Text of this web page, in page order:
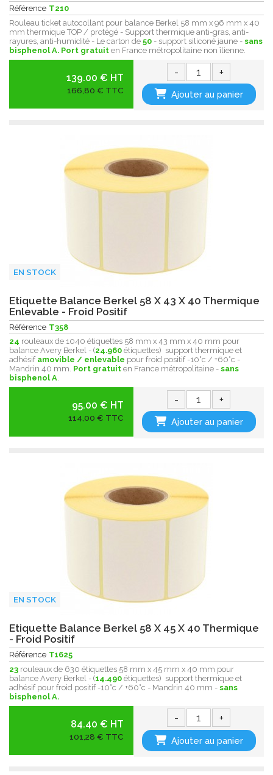
Référence T210
Rouleau ticket autocollant pour balance Berkel 58 mm x 96 mm x 40
mm thermique TOP / protégé - Support thermique anti-gras, anti-
rayures, anti-humidité - Le carton de 50 - support siliconé jaune - sans
bisphenol A. Port gratuit en France métropolitaine non îlienne.
139.00 € HT
166,80 € TTC
- +
Ajouter au panier
EN STOCK
Etiquette Balance Berkel 58 X 43 X 40 Thermique
Enlevable - Froid Positif
Référence T358
24 rouleaux de 1040 étiquettes 58 mm x 43 mm x 40 mm pour
balance Avery Berkel - (24.960 étiquettes) support thermique et
adhésif amovible / enlevable pour froid positif -10°c / +60°c -
Mandrin 40 mm. Port gratuit en France métropolitaine - sans
bisphenol A.
95.00 € HT
114,00 € TTC
- +
Ajouter au panier
EN STOCK
Etiquette Balance Berkel 58 X 45 X 40 Thermique
- Froid Positif
Référence T1625
23 rouleaux de 630 étiquettes 58 mm x 45 mm x 40 mm pour
balance Avery Berkel - (14.490 étiquettes) support thermique et
adhésif pour froid positif -10°c / +60°c - Mandrin 40 mm - sans
bisphenol A.
84.40 € HT
101,28 € TTC
- +
Ajouter au panier